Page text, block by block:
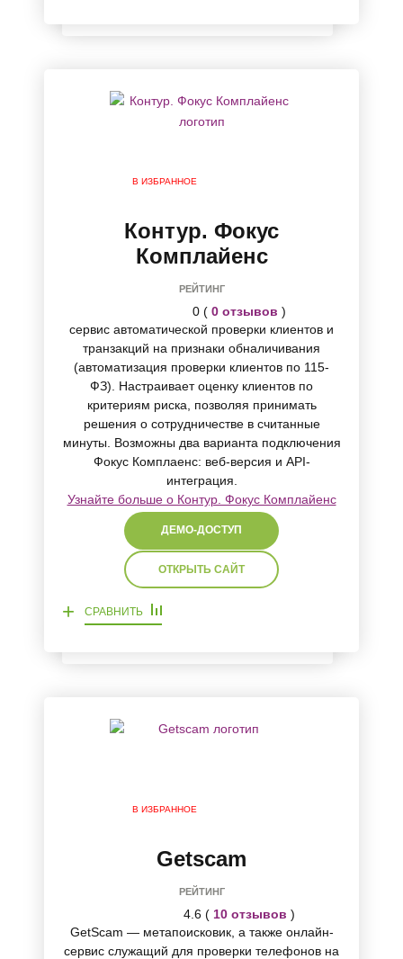
В ИЗБРАННОЕ
Контур. Фокус
Комплайенс
РЕЙТИНГ
0 ( 0 отзывов )
сервис автоматической проверки клиентов и
транзакций на признаки обналичивания
(автоматизация проверки клиентов по 115-
ФЗ). Настраивает оценку клиентов по
критериям риска, позволяя принимать
решения о сотрудничестве в считанные
минуты. Возможны два варианта подключения
Фокус Комплаенс: веб-версия и API-
интеграция.
Узнайте больше о Контур. Фокус Комплайенс
ДЕМО-ДОСТУП
ОТКРЫТЬ САЙТ
+ СРАВНИТЬ
В ИЗБРАННОЕ
Getscam
РЕЙТИНГ
4.6 ( 10 отзывов )
GetScam — метапоисковик, а также онлайн-
сервис служащий для проверки телефонов на